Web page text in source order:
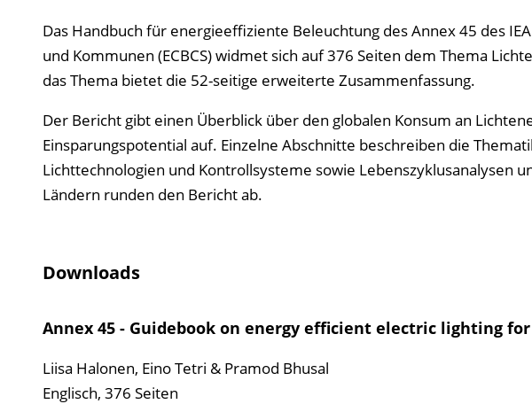
Das Handbuch für energieeffiziente Beleuchtung des Annex 45 des
und Kommunen (ECBCS) widmet sich auf 376 Seiten dem Thema
das Thema bietet die 52-seitige erweiterte Zusammenfassung.
Der Bericht gibt einen Überblick über den globalen Konsum an
Einsparungspotential auf. Einzelne Abschnitte beschreiben die
Lichttechnologien und Kontrollsysteme sowie Lebenszyklusanalysen
Ländern runden den Bericht ab.
Downloads
Annex 45 - Guidebook on energy efficient electric lighting
Liisa Halonen, Eino Tetri & Pramod Bhusal
Englisch, 376 Seiten